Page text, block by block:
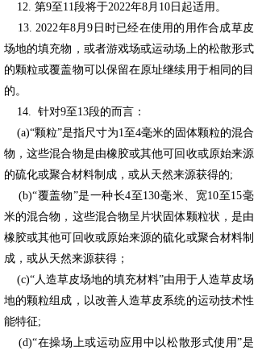
12. 第9至11段将于2022年8月10日起适用。
13. 2022年8月9日时已经在使用的用作合成草皮
场地的填充物，或者游戏场或运动场上的松散形式
的颗粒或覆盖物可以保留在原址继续用于相同的目
的。
14. 针对9至13段的而言：
(a)“颗粒”是指尺寸为1至4毫米的固体颗粒的混合
物，这些混合物是由橡胶或其他可回收或原始来源
的硫化或聚合材料制成，或从天然来源获得的;
(b)“覆盖物”是一种长4至130毫米、宽10至15毫
米的混合物，这些混合物呈片状固体颗粒状，是由
橡胶或其他可回收或原始来源的硫化或聚合材料制
成，或从天然来源获得；
(c)“人造草皮场地的填充材料”由用于人造草皮场
地的颗粒组成，以改善人造草皮系统的运动技术性
能特征;
(d)“在操场上或运动应用中以松散形式使用”是